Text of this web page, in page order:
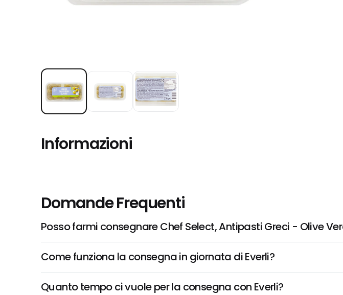
Informazioni
Domande Frequenti
Posso farmi consegnare Chef Select, Antipasti Greci - Olive
Come funziona la consegna in giornata di Everli?
Quanto tempo ci vuole per la consegna con Everli?